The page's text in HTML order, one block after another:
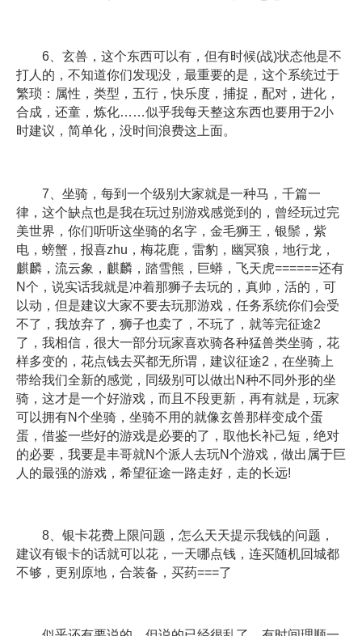
6、玄兽，这个东西可以有，但有时候(战)状态他是不
打人的，不知道你们发现没，最重要的是，这个系统过于
繁琐：属性，类型，五行，快乐度，捕捉，配对，进化，
合成，还童，炼化……似乎我每天整这东西也要用于2小
时建议，简单化，没时间浪费这上面。
7、坐骑，每到一个级别大家就是一种马，千篇一
律，这个缺点也是我在玩过别游戏感觉到的，曾经玩过完
美世界，你们听听这坐骑的名字，金毛狮王，银鬃，紫
电，螃蟹，报喜zhu，梅花鹿，雷豹，幽冥狼，地行龙，
麒麟，流云象，麒麟，踏雪熊，巨蟒，飞天虎======还有
N个，说实话我就是冲着那狮子去玩的，真帅，活的，可
以动，但是建议大家不要去玩那游戏，任务系统你们会受
不了，我放弃了，狮子也卖了，不玩了，就等完征途2
了，我相信，很大一部分玩家喜欢骑各种猛兽类坐骑，花
样多变的，花点钱去买都无所谓，建议征途2，在坐骑上
带给我们全新的感觉，同级别可以做出N种不同外形的坐
骑，这才是一个好游戏，而且不段更新，再有就是，玩家
可以拥有N个坐骑，坐骑不用的就像玄兽那样变成个蛋
蛋，借鉴一些好的游戏是必要的了，取他长补己短，绝对
的必要，我要是丰哥就N个派人去玩N个游戏，做出属于巨
人的最强的游戏，希望征途一路走好，走的长远!
8、银卡花费上限问题，怎么天天提示我钱的问题，
建议有银卡的话就可以花，一天哪点钱，连买随机回城都
不够，更别原地，合装备，买药===了